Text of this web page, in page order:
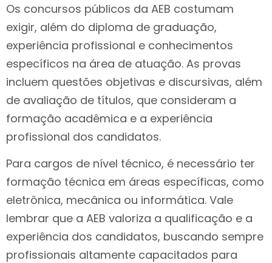
Os concursos públicos da AEB costumam
exigir, além do diploma de graduação,
experiência profissional e conhecimentos
específicos na área de atuação. As provas
incluem questões objetivas e discursivas, além
de avaliação de títulos, que consideram a
formação acadêmica e a experiência
profissional dos candidatos.
Para cargos de nível técnico, é necessário ter
formação técnica em áreas específicas, como
eletrônica, mecânica ou informática. Vale
lembrar que a AEB valoriza a qualificação e a
experiência dos candidatos, buscando sempre
profissionais altamente capacitados para